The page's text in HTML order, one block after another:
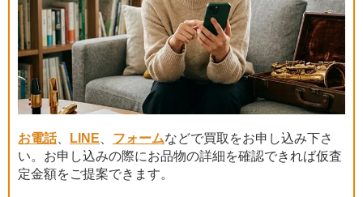
お電話、 LINE、 フォームなどで買取をお申し込み下さ
い。お申し込みの際にお品物の詳細を確認できれば仮査
定金額をご提案できます。